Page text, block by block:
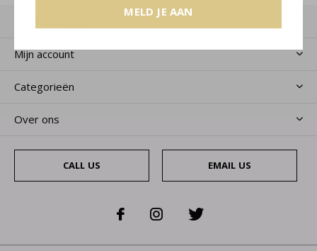
MELD JE AAN
Mijn account
Categorieën
Over ons
CALL US EMAIL US